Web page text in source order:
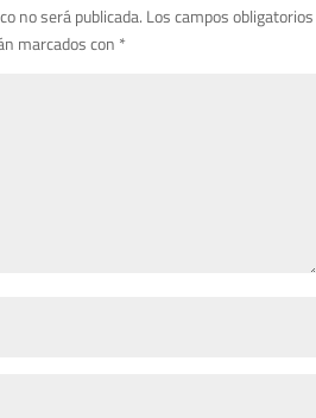
no será publicada. Los campos obligatorios
marcados con *